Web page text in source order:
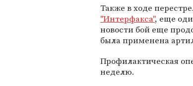
Также в ходе
"Интерфакса", еще
новости бой еще
была применена
Профилактическая
неделю.